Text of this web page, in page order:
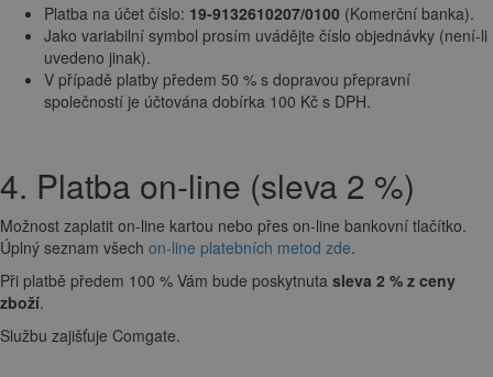
Platba na účet číslo: 19-9132610207/0100 (Komerční banka).
Jako variabilní symbol prosím uvádějte číslo objednávky (není-li
uvedeno jinak).
V případě platby předem 50 % s dopravou přepravní
společností je účtována dobírka 100 Kč s DPH.
4. Platba on-line (sleva 2 %)
Možnost zaplatit on-line kartou nebo přes on-line bankovní tlačítko.
Úplný seznam všech on-line platebních metod zde.
Při platbě předem 100 % Vám bude poskytnuta sleva 2 % z ceny
zboží.
Službu zajišťuje Comgate.